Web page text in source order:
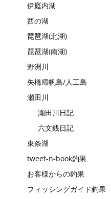
伊庭内湖
西の湖
琵琶湖(北湖)
琵琶湖(南湖)
野洲川
矢橋帰帆島/人工島
瀬田川
瀬田川日記
六文銭日記
東条湖
tweet-n-book釣果
お客様からの釣果
フィッシングガイド釣果